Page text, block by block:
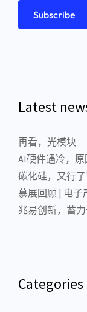
Latest
再看，光模块
AI硬件遇冷，
碳化硅，又行了
慕展回顾 | 电
兆易创新，蓄
Categories